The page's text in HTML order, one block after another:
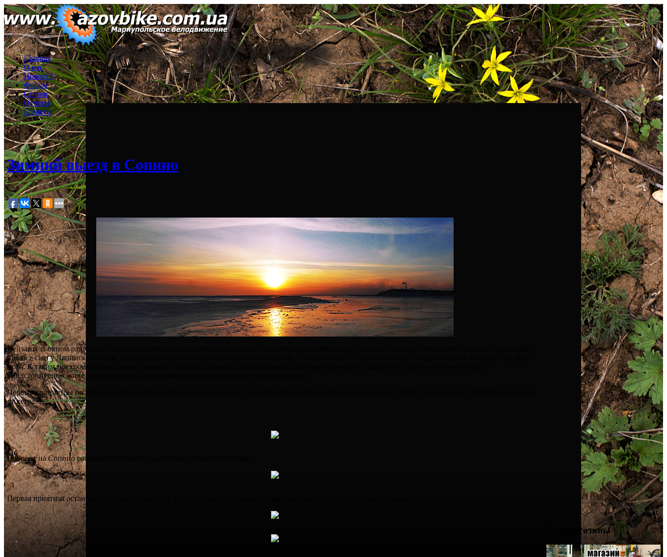
Главная
О нас
Новости
Форум
Статьи
Отчеты
Бреветы
Зимний выезд в Сопино
Пейзажи за окном радуют всё больше, сидеть дома не хочется абсолютно! Поэтому, после небольшого пробного выезда и неоптимистичного теста нобби
ников в снегу Ляпинских горок, решаем катнуть на Сопино проторёнными путями... План поездки - "обычно-зимний": туда по трассе, обратно - по льду
моря. К таким поездкам при неплохом "минусе" следует готовиться основательно: продумать одежду и "защитные" приспособления в виде
виндстопперных жилеток, перчаток, подшлемников-балаклав, бахил и тому подобного...
Первые километры по трассе против ветра подтверждают опасения - тепло быстро улетучивается из всех щелей... Греет только мысль о быстром повороте
от ветра.
Поворот на Сопино расчищен послабее и радует неслабыми сугробами
Первая приятная остановка - новый магазинчик возле лагерей - тут делают кофе! Заказываем в пол-литровых стаканах))
Веломагазины